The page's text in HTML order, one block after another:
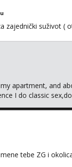
zajednički suživot (
apartment, and
I do classic
tebe ZG i